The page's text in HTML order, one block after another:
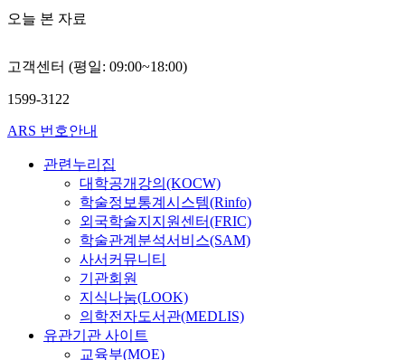
오늘 본 자료
고객센터 (평일: 09:00~18:00)
1599-3122
ARS 번호안내
관련누리집
대학공개강의(KOCW)
학술정보통계시스템(Rinfo)
외국학술지지원센터(FRIC)
학술관계분석서비스(SAM)
사서커뮤니티
기관회원
지식나눔(LOOK)
의학전자도서관(MEDLIS)
유관기관 사이트
교육부(MOE)